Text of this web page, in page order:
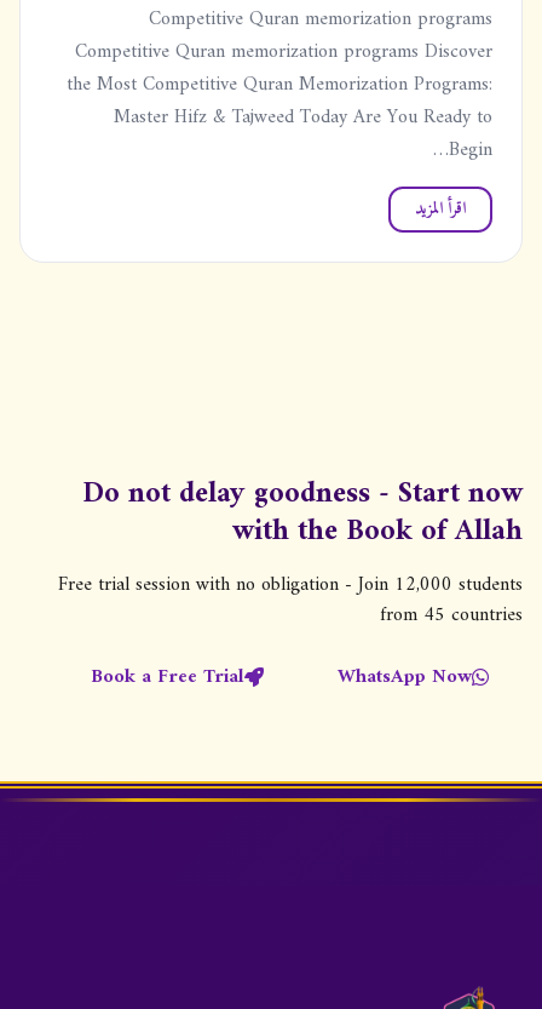
Competitive Quran memorization programs
Competitive Quran memorization programs Discover
the Most Competitive Quran Memorization Programs:
Master Hifz & Tajweed Today Are You Ready to
Begin…
اقرأ المزيد
Do not delay goodness - Start now
with the Book of Allah
Free trial session with no obligation - Join 12,000 students
from 45 countries
WhatsApp Now
Book a Free Trial